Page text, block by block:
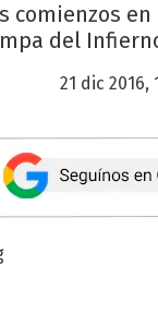
del
21 dic 2016,